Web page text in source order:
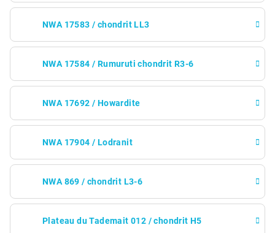
NWA 17583 / chondrit LL3
NWA 17584 / Rumuruti chondrit R3-6
NWA 17692 / Howardite
NWA 17904 / Lodranit
NWA 869 / chondrit L3-6
Plateau du Tademait 012 / chondrit H5